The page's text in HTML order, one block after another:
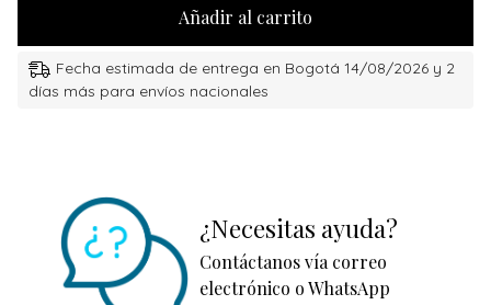
Añadir al carrito
Fecha estimada de entrega en Bogotá 14/08/2026 y 2
días más para envíos nacionales
¿Necesitas ayuda?
Contáctanos vía correo
electrónico o WhatsApp